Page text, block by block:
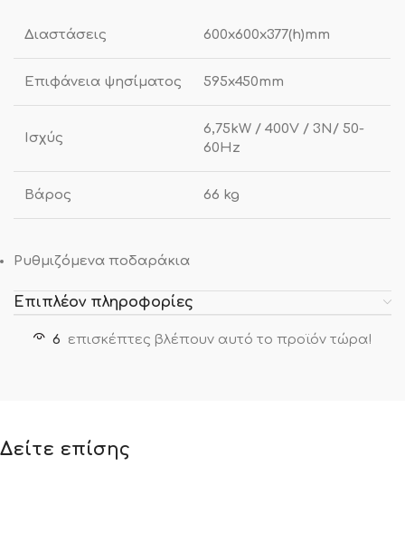
Διαστάσεις 600x600x377(h)mm
Επιφάνεια ψησίματος 595x450mm
Ισχύς
6,75kW / 400V / 3N/ 50-
60Hz
Βάρος 66 kg
Ρυθμιζόμενα ποδαράκια
Επιπλέον πληροφορίες
6 επισκέπτες βλέπουν αυτό το προϊόν τώρα!
Δείτε επίσης